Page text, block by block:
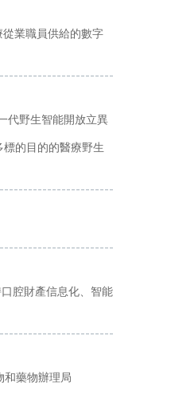
業職員供給的數字
代野生智能開放立異
的目的的醫療野生
腔財產信息化、智能
和藥物辦理局